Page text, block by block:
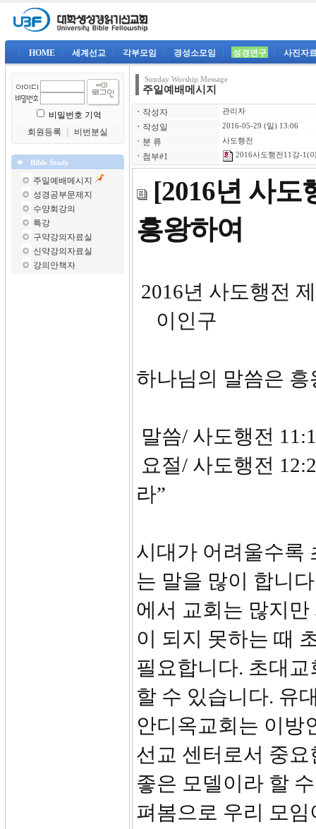
HOME 세계선교 각부모임 경성소모임 성경연구 사진자
비밀번호 기억
회원등록
비번분실
Bible Study
주일예배메시지
성경공부문제지
수양회강의
특강
구약강의자료실
신약강의자료실
강의안책자
Sunday Worship Message
주일예배메시지
ㆍ 작성자 관리자
ㆍ 작성일 2016-05-29 (일) 13:06
ㆍ 분 류 사도행전
ㆍ 첨부#1 2016사도행전11강-1(
[2016년 사도
흥왕하여
2016년
이인구
하나님의 말씀은 흥
말씀/ 사도행전
요절/ 사도행전
라”
시대가 어려울수록
는 말을 많이 합니
에서 교회는 많지
이 되지 못하는 때
필요합니다. 초대
할 수 있습니다. 유
안디옥교회는 이방
선교 센터로서 중
좋은 모델이라 할
펴봄으로 우리 모